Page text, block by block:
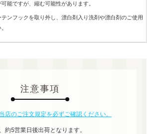
能ですが、縮む可能性があります。
ンフックを取り外し、漂白剤入り洗剤や漂白剤のご使用
注意事項
店のご注文規定を必ずご確認ください。
約5営業日後出荷となります。